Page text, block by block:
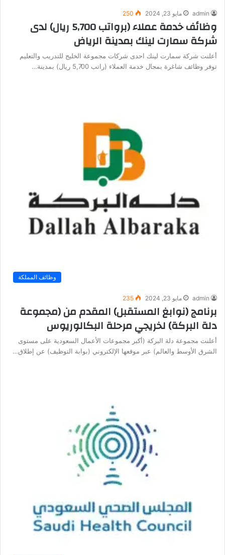
admin مايو 23, 2024 250
وظائف خدمة عملاء (برواتب 5,700 ريال) لدى
شركة سمارت لينك بمدينة الرياض
أعلنت شركة سمارت لينك احدى شركات مجموعة الخليج للتدريب والتعليم
توفر وظائف شاغرة بمجال خدمة العملاء (راتب 5,700 ريال) بمدينة…
وظائف المملكة
admin مايو 23, 2024 235
برنامج (نوابغ المستقبل) المقدم من (مجموعة
دلة البركة) لخريجي مرحلة البكالوريوس
أعلنت مجموعة دلة البركة (أكبر مجموعات الأعمال السعودية على مستوى
الشرق الأوسط والعالم) عبر موقعها الإلكتروني (بوابة التوظيف) عن إطلاق…